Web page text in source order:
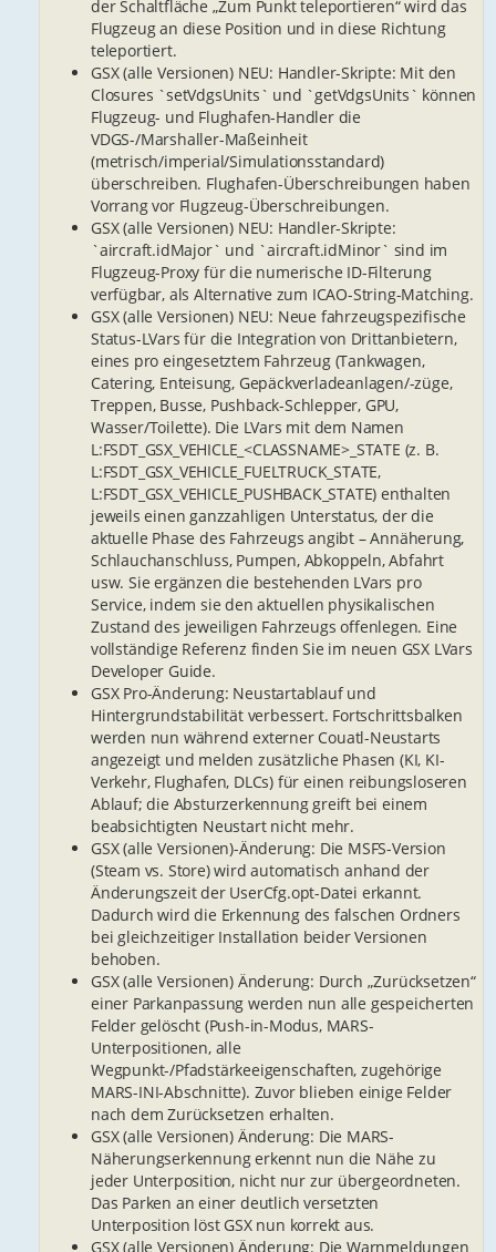
der Schaltfläche „Zum Punkt teleportieren“ wird das
Flugzeug an diese Position und in diese Richtung
teleportiert.
GSX (alle Versionen) NEU: Handler-Skripte: Mit den
Closures `setVdgsUnits` und `getVdgsUnits` können
Flugzeug- und Flughafen-Handler die
VDGS-/Marshaller-Maßeinheit
(metrisch/imperial/Simulationsstandard)
überschreiben. Flughafen-Überschreibungen haben
Vorrang vor Flugzeug-Überschreibungen.
GSX (alle Versionen) NEU: Handler-Skripte:
`aircraft.idMajor` und `aircraft.idMinor` sind im
Flugzeug-Proxy für die numerische ID-Filterung
verfügbar, als Alternative zum ICAO-String-Matching.
GSX (alle Versionen) NEU: Neue fahrzeugspezifische
Status-LVars für die Integration von Drittanbietern,
eines pro eingesetztem Fahrzeug (Tankwagen,
Catering, Enteisung, Gepäckverladeanlagen/-züge,
Treppen, Busse, Pushback-Schlepper, GPU,
Wasser/Toilette). Die LVars mit dem Namen
L:FSDT_GSX_VEHICLE_<CLASSNAME>_STATE (z. B.
L:FSDT_GSX_VEHICLE_FUELTRUCK_STATE,
L:FSDT_GSX_VEHICLE_PUSHBACK_STATE) enthalten
jeweils einen ganzzahligen Unterstatus, der die
aktuelle Phase des Fahrzeugs angibt – Annäherung,
Schlauchanschluss, Pumpen, Abkoppeln, Abfahrt
usw. Sie ergänzen die bestehenden LVars pro
Service, indem sie den aktuellen physikalischen
Zustand des jeweiligen Fahrzeugs offenlegen. Eine
vollständige Referenz finden Sie im neuen GSX LVars
Developer Guide.
GSX Pro-Änderung: Neustartablauf und
Hintergrundstabilität verbessert. Fortschrittsbalken
werden nun während externer Couatl-Neustarts
angezeigt und melden zusätzliche Phasen (KI, KI-
Verkehr, Flughafen, DLCs) für einen reibungsloseren
Ablauf; die Absturzerkennung greift bei einem
beabsichtigten Neustart nicht mehr.
GSX (alle Versionen)-Änderung: Die MSFS-Version
(Steam vs. Store) wird automatisch anhand der
Änderungszeit der UserCfg.opt-Datei erkannt.
Dadurch wird die Erkennung des falschen Ordners
bei gleichzeitiger Installation beider Versionen
behoben.
GSX (alle Versionen) Änderung: Durch „Zurücksetzen“
einer Parkanpassung werden nun alle gespeicherten
Felder gelöscht (Push-in-Modus, MARS-
Unterpositionen, alle
Wegpunkt-/Pfadstärkeeigenschaften, zugehörige
MARS-INI-Abschnitte). Zuvor blieben einige Felder
nach dem Zurücksetzen erhalten.
GSX (alle Versionen) Änderung: Die MARS-
Näherungserkennung erkennt nun die Nähe zu
jeder Unterposition, nicht nur zur übergeordneten.
Das Parken an einer deutlich versetzten
Unterposition löst GSX nun korrekt aus.
GSX (alle Versionen) Änderung: Die Warnmeldungen